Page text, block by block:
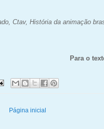
Ctav, História da animação
Para o
Página inicial